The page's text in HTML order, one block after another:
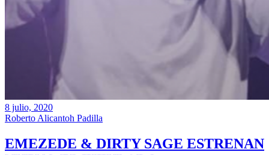
8 julio, 2020
Roberto Alicantoh Padilla
EMEZEDE & DIRTY SAGE ESTRENAN